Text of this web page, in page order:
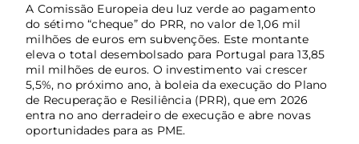
Turismo de Portugal
PEPAC Agricultura
Portugal 2030
SERVIÇOS
A Comissão Europeia deu luz verde ao pagamento
do sétimo “cheque” do PRR, no valor de 1,06 mil
milhões de euros em subvenções. Este montante
eleva o total desembolsado para Portugal para 13,85
mil milhões de euros. O investimento vai crescer
5,5%, no próximo ano, à boleia da execução do Plano
de Recuperação e Resiliência (PRR), que em 2026
entra no ano derradeiro de execução e abre novas
oportunidades para as PME.